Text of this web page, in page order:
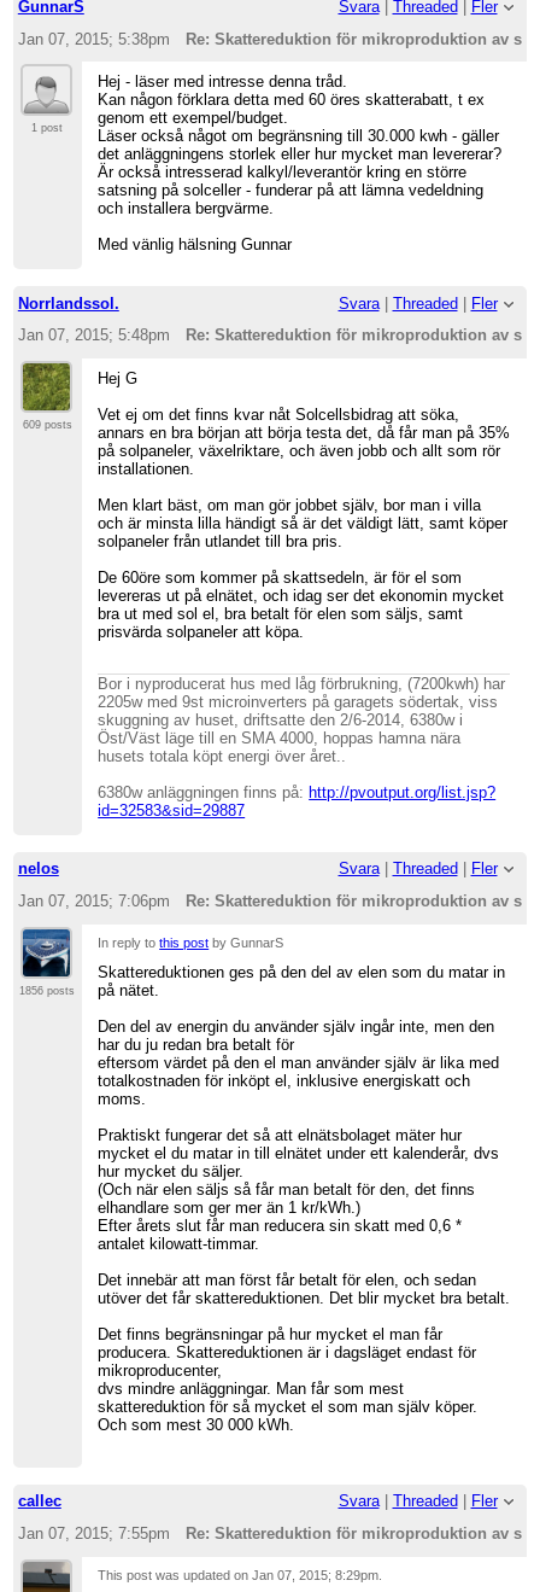
GunnarS Svara| Threaded
Fler
Jan 07, 2015; 5:38pm
Re: Skattereduktion för mikroproduktion av
1 post
Hej - läser med intresse denna tråd.
Kan någon förklara detta med 60 öres skatterabatt, t ex
genom ett exempel/budget.
Läser också något om begränsning till 30.000 kwh - gäller
det anläggningens storlek eller hur mycket man levererar?
Är också intresserad kalkyl/leverantör kring en större
satsning på solceller - funderar på att lämna vedeldning
och installera bergvärme.
Med vänlig hälsning Gunnar
Norrlandssol. Svara| Threaded | Fler
Jan 07, 2015; 5:48pm
Re: Skattereduktion för mikroproduktion av
609 posts
Hej G
Vet ej om det finns kvar nåt Solcellsbidrag att söka,
annars en bra början att börja testa det, då får man på 35%
på solpaneler, växelriktare, och även jobb och allt som rör
installationen.
Men klart bäst, om man gör jobbet själv, bor man i villa
och är minsta lilla händigt så är det väldigt lätt, samt köper
solpaneler från utlandet till bra pris.
De 60öre som kommer på skattsedeln, är för el som
levereras ut på elnätet, och idag ser det ekonomin mycket
bra ut med sol el, bra betalt för elen som säljs, samt
prisvärda solpaneler att köpa.
Bor i nyproducerat hus med låg förbrukning, (7200kwh) har
2205w med 9st microinverters på garagets södertak, viss
skuggning av huset, driftsatte den 2/6-2014, 6380w i
Öst/Väst läge till en SMA 4000, hoppas hamna nära
husets totala köpt energi över året..
6380w anläggningen finns på: http://pvoutput.org/list.jsp?
id=32583&sid=29887
nelos Svara| Threaded
Fler
Jan 07, 2015; 7:06pm
Re: Skattereduktion för mikroproduktion av
1856 posts
In reply tothis post by GunnarS
Skattereduktionen ges på den del av elen som du matar in
på nätet.
Den del av energin du använder själv ingår inte, men den
har du ju redan bra betalt för
eftersom värdet på den el man använder själv är lika med
totalkostnaden för inköpt el, inklusive energiskatt och
moms.
Praktiskt fungerar det så att elnätsbolaget mäter hur
mycket el du matar in till elnätet under ett kalenderår, dvs
hur mycket du säljer.
(Och när elen säljs så får man betalt för den, det finns
elhandlare som ger mer än 1 kr/kWh.)
Efter årets slut får man reducera sin skatt med 0,6 *
antalet kilowatt-timmar.
Det innebär att man först får betalt för elen, och sedan
utöver det får skattereduktionen. Det blir mycket bra betalt.
Det finns begränsningar på hur mycket el man får
producera. Skattereduktionen är i dagsläget endast för
mikroproducenter,
dvs mindre anläggningar. Man får som mest
skattereduktion för så mycket el som man själv köper.
Och som mest 30 000 kWh.
callec Svara| Threaded
Fler
Jan 07, 2015; 7:55pm
Re: Skattereduktion för mikroproduktion av
This post was updated onJan 07, 2015; 8:29pm